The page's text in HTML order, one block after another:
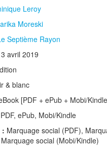
Leroy
Moreski
Septième Rayon
3 avril 2019
& blanc
[PDF + ePub + Mobi/
PDF, ePub, Mobi/Kindle
: Marquage social (PDF),
social (Mobi/Kindle)